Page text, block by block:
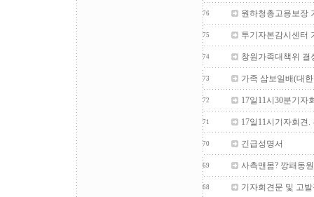
76 원하청총고용보장
75 투기자본감시센터
74 창원가족대책위 결
73 가족 삼보일배(대
72 17일11시30분기자
71 17일11시기자회견
70 긴급성명서
69 사측맨몸? 깡패동
68 기자회견문 및 고